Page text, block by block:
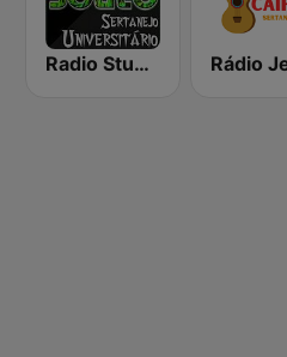
Radio Studio Souto - Sertanejo Universitario